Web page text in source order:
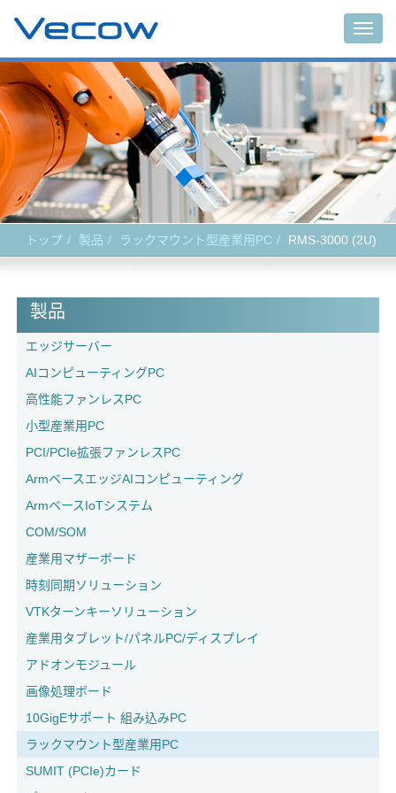
トップ 製品 ラックマウント型産業用PC RMS-3000 (2U)
製品
エッジサーバー
AIコンピューティングPC
高性能ファンレスPC
小型産業用PC
PCI/PCIe拡張ファンレスPC
ArmベースエッジAIコンピューティング
ArmベースIoTシステム
COM/SOM
産業用マザーボード
時刻同期ソリューション
VTKターンキーソリューション
産業用タブレット/パネルPC/ディスプレイ
アドオンモジュール
画像処理ボード
10GigEサポート 組み込みPC
ラックマウント型産業用PC
SUMIT (PCIe)カード